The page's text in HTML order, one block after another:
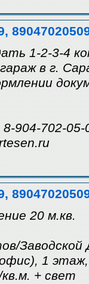
1-2-3-4
в г.
904-702-05-
20 м.кв.
1
+ свет